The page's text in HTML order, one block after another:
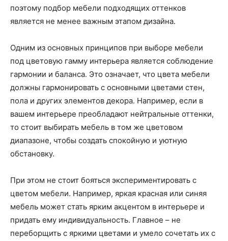
поэтому подбор мебели подходящих оттенков
является не менее важным этапом дизайна.
Одним из основных принципов при выборе мебели
под цветовую гамму интерьера является соблюдение
гармонии и баланса. Это означает, что цвета мебели
должны гармонировать с основными цветами стен,
пола и других элементов декора. Например, если в
вашем интерьере преобладают нейтральные оттенки,
то стоит выбирать мебель в том же цветовом
диапазоне, чтобы создать спокойную и уютную
обстановку.
При этом не стоит бояться экспериментировать с
цветом мебели. Например, яркая красная или синяя
мебель может стать ярким акцентом в интерьере и
придать ему индивидуальность. Главное – не
переборщить с яркими цветами и умело сочетать их с